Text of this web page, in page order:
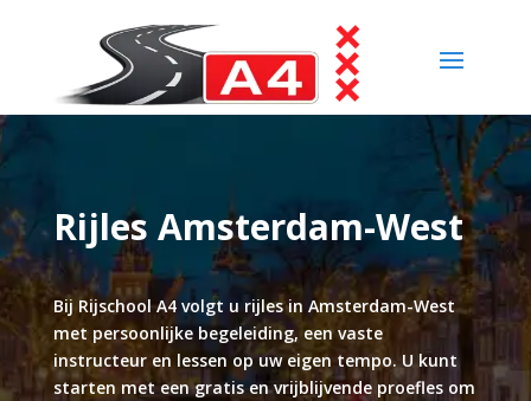
Rijles Amsterdam-West
Bij Rijschool A4 volgt u rijles in Amsterdam-West
met persoonlijke begeleiding, een vaste
instructeur en lessen op uw eigen tempo. U kunt
starten met een gratis en vrijblijvende proefles om